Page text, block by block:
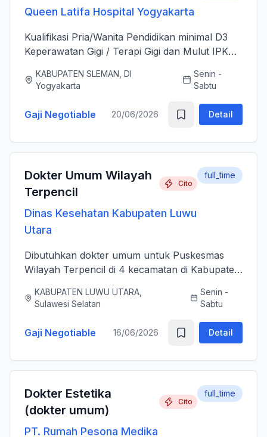
Queen Latifa Hospital Yogyakarta
Kualifikasi Pria/Wanita Pendidikan minimal D3
Keperawatan Gigi / Terapi Gigi dan Mulut IPK
(STR) yang masih aktif Memiliki ijazah dan
sertifikat pendu...
KABUPATEN SLEMAN, DI
Yogyakarta
Senin -
Sabtu
Gaji Negotiable 20/06/2026 Detail
Dokter Umum Wilayah
Terpencil
Cito
Dinas Kesehatan Kabupaten Luwu
Utara
full_time
Dibutuhkan dokter umum untuk Puskesmas
Wilayah Terpencil di 4 kecamatan di Kabupaten
KABUPATEN LUWU UTARA,
Sulawesi Selatan
Senin -
Sabtu
Gaji Negotiable 16/06/2026 Detail
Dokter Estetika
(dokter umum)
Cito
PT. Rumah Pesona Medika
full_time